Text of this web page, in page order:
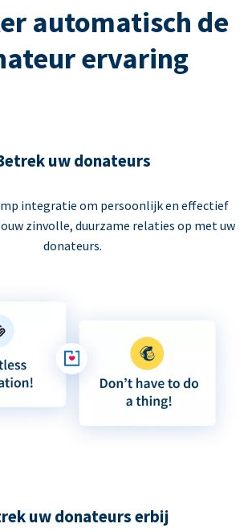
automatisch de
ervaring
uw donateurs
integratie om persoonlijk en effectief
zinvolle, duurzame relaties op met uw
donateurs.
uw donateurs erbij